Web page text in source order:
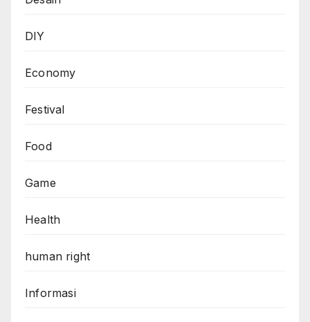
DIY
Economy
Festival
Food
Game
Health
human right
Informasi